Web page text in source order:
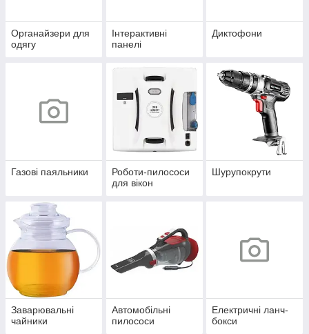
Органайзери для
одягу
Інтерактивні
панелі
Диктофони
Газові паяльники
Роботи-пилососи
для вікон
Шурупокрути
Заварювальні
чайники
Автомобільні
пилососи
Електричні ланч-
бокси